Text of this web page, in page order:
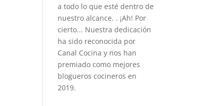
a todo lo que esté dentro de
nuestro alcance. . ¡Ah! Por
cierto... Nuestra dedicación
ha sido reconocida por
Canal Cocina y nos han
premiado como mejores
blogueros cocineros en
2019.